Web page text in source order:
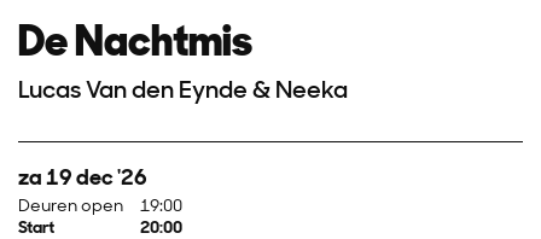
De Nachtmis
Lucas Van den Eynde & Neeka
za 19 dec '26
Deuren open
19:00
Start
20:00